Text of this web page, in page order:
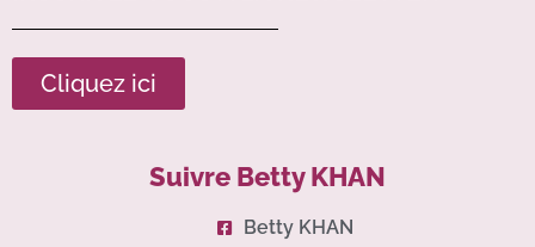
Cliquez ici
Suivre Betty KHAN
Betty KHAN